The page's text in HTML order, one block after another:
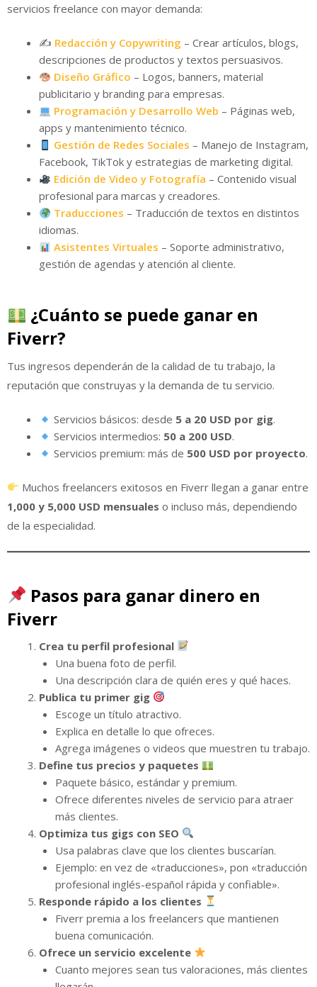
servicios freelance con mayor demanda:
✍️ Redacción y Copywriting – Crear artículos, blogs,
descripciones de productos y textos persuasivos.
Diseño Gráfico – Logos, banners, material
publicitario y branding para empresas.
Programación y Desarrollo Web – Páginas web,
apps y mantenimiento técnico.
Gestión de Redes Sociales – Manejo de Instagram,
Facebook, TikTok y estrategias de marketing digital.
Edición de Video y Fotografía – Contenido visual
profesional para marcas y creadores.
Traducciones – Traducción de textos en distintos
idiomas.
Asistentes Virtuales – Soporte administrativo,
gestión de agendas y atención al cliente.
¿Cuánto se puede ganar en
Fiverr?
Tus ingresos dependerán de la calidad de tu trabajo, la
reputación que construyas y la demanda de tu servicio.
Servicios básicos: desde 5 a 20 USD por gig.
Servicios intermedios: 50 a 200 USD.
Servicios premium: más de 500 USD por proyecto.
Muchos freelancers exitosos en Fiverr llegan a ganar entre
1,000 y 5,000 USD mensuales o incluso más, dependiendo
de la especialidad.
Pasos para ganar dinero en
Fiverr
Crea tu perfil profesional
Una buena foto de perfil.
Una descripción clara de quién eres y qué haces.
Publica tu primer gig
Escoge un título atractivo.
Explica en detalle lo que ofreces.
Agrega imágenes o videos que muestren tu trabajo.
Define tus precios y paquetes
Paquete básico, estándar y premium.
Ofrece diferentes niveles de servicio para atraer
más clientes.
Optimiza tus gigs con SEO
Usa palabras clave que los clientes buscarían.
Ejemplo: en vez de «traducciones», pon «traducción
profesional inglés-español rápida y confiable».
Responde rápido a los clientes
Fiverr premia a los freelancers que mantienen
buena comunicación.
Ofrece un servicio excelente
Cuanto mejores sean tus valoraciones, más clientes